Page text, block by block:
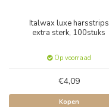
Italwax luxe harsstrips
extra sterk, 100stuks
Op voorraad
€4,09
Kopen